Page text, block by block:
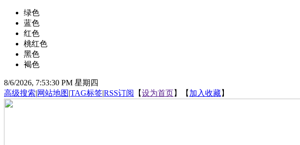
绿色
蓝色
红色
桃红色
黑色
褐色
8/6/2026, 7:53:31 PM 星期四
高级搜索|网站地图|TAG标签|RSS订阅 【设为首页】【 加入收藏】